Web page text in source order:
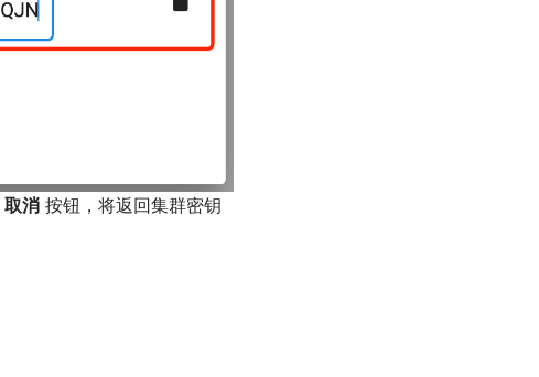
取消 按钮，将返回集群密钥